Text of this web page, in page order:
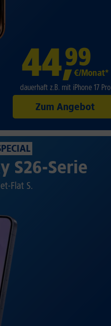
44,99
€/Monat*
dauerhaft z.B. mit iPhone 17 Pro
Zum Angebot
S26-Serie
Flat S.